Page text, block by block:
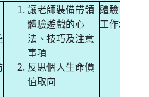
讓老師裝備帶領
體驗遊戲的心
法、技巧及注意
事項
反思個人生命價
值取向
體驗+培訓
工作坊